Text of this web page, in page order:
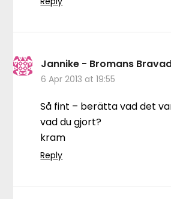
Jannike - Bromans
6 Apr 2013 at 19:55
Så fint – berätta vad det
vad du gjort?
kram
Reply